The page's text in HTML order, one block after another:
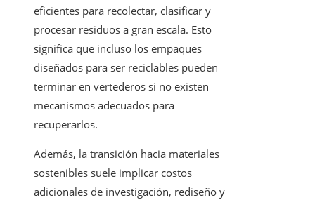
eficientes para recolectar, clasificar y
procesar residuos a gran escala. Esto
significa que incluso los empaques
diseñados para ser reciclables pueden
terminar en vertederos si no existen
mecanismos adecuados para
recuperarlos.
Además, la transición hacia materiales
sostenibles suele implicar costos
adicionales de investigación, rediseño y